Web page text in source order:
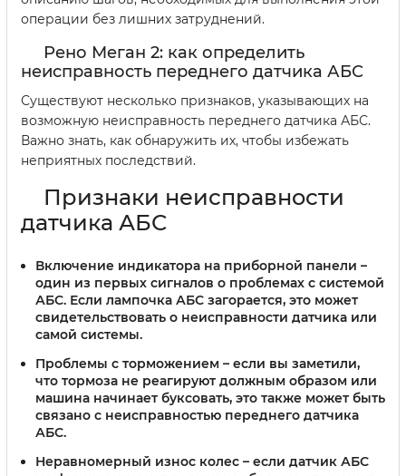
операции без лишних затруднений.
Рено Меган 2: как определить
неисправность переднего датчика АБС
Существуют несколько признаков, указывающих на
возможную неисправность переднего датчика АБС.
Важно знать, как обнаружить их, чтобы избежать
неприятных последствий.
Признаки неисправности
датчика АБС
Включение индикатора на приборной панели –
один из первых сигналов о проблемах с системой
АБС. Если лампочка АБС загорается, это может
свидетельствовать о неисправности датчика или
самой системы.
Проблемы с торможением – если вы заметили,
что тормоза не реагируют должным образом или
машина начинает буксовать, это также может быть
связано с неисправностью переднего датчика
АБС.
Неравномерный износ колес – если датчик АБС